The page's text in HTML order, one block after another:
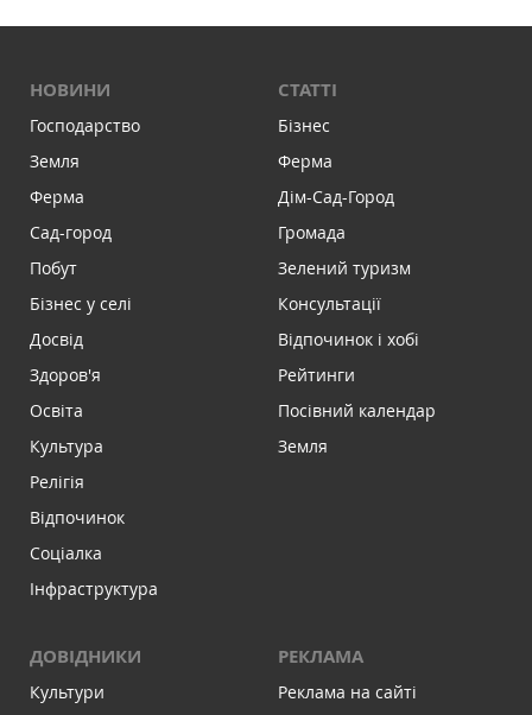
НОВИНИ
Господарство
Земля
Ферма
Сад-город
Побут
Бізнес у селі
Досвід
Здоров'я
Освіта
Культура
Релігія
Відпочинок
Соціалка
Інфраструктура
СТАТТІ
Бізнес
Ферма
Дім-Сад-Город
Громада
Зелений туризм
Консультації
Відпочинок і хобі
Рейтинги
Посівний календар
Земля
ДОВІДНИКИ
Культури
РЕКЛАМА
Реклама на сайті